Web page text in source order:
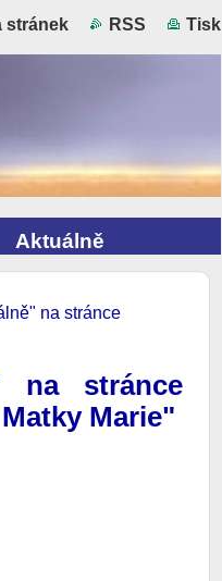
stránek RSS Tisk
Aktuálně
na stránce
na stránce
Marie"